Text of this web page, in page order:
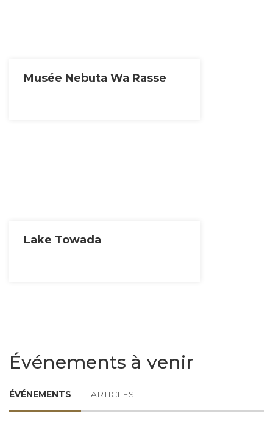
Musée Nebuta Wa Rasse
Lake Towada
Événements à venir
ÉVÉNEMENTS ARTICLES